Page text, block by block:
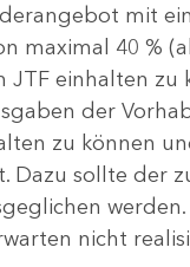
mit
maximal 40 %
einhalten zu
der
zu können
Dazu sollte der
werden.
nicht